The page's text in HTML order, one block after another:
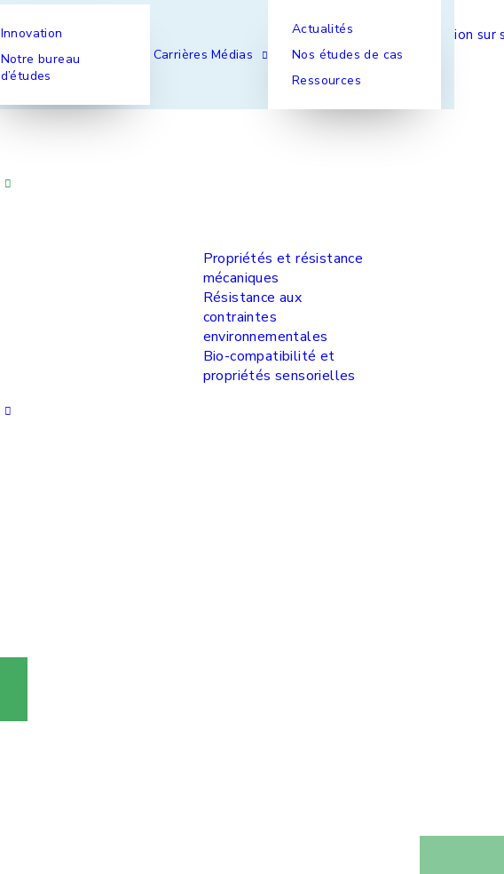
Innovation
Notre bureau
d’études
Carrières Médias
Actualités
Nos études de cas
Ressources
Nos fonctionnalités
Propriétés et résistance
mécaniques
Résistance aux
contraintes
environnementales
Bio-compatibilité et
propriétés sensorielles
Intervention sur